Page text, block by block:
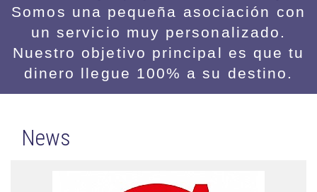
Somos una pequeña asociación con
un servicio muy personalizado.
Nuestro objetivo principal es que tu
dinero llegue 100% a su destino.
News